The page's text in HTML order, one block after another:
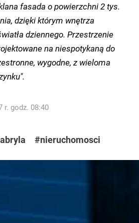
fasada o powierzchni 2 tys.
dzięki którym wnętrza
dziennego. Przestrzenie
na niespotykaną do
wygodne, z wieloma
r. godz. 08:40
#nieruchomosci